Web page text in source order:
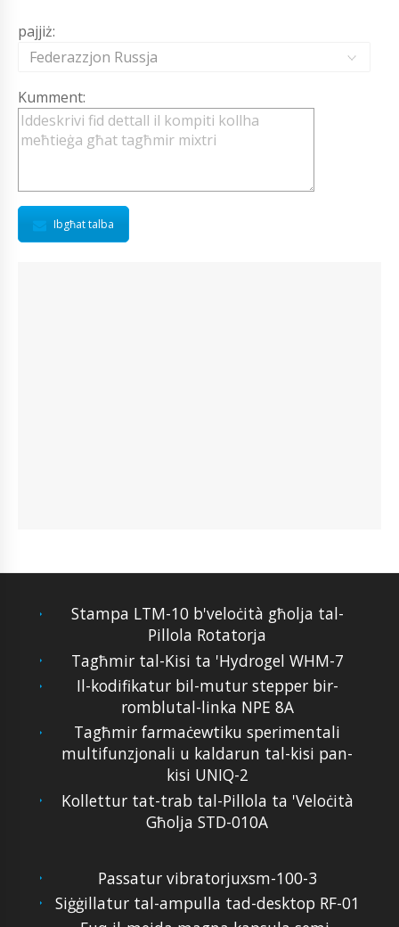
pajjiż:
Federazzjon Russja
Kumment:
Ibgħat talba
Stampa LTM-10 b'veloċità għolja tal-
Pillola Rotatorja
Tagħmir tal-Kisi ta 'Hydrogel WHM-7
Il-kodifikatur bil-mutur stepper bir-
romblutal-linka NPE 8A
Tagħmir farmaċewtiku sperimentali
multifunzjonali u kaldarun tal-kisi pan-
kisi UNIQ-2
Kollettur tat-trab tal-Pillola ta 'Veloċità
Għolja STD-010A
Passatur vibratorjuxsm-100-3
Siġġillatur tal-ampulla tad-desktop RF-01